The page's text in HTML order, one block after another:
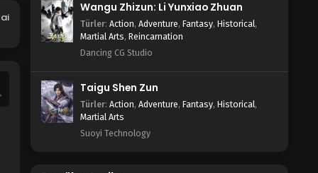
Da Zhu Zai Nian Fan 35.Bölüm
Blm 35 - Şubat 9, 2024
Blm 34 - Şubat 2, 2024
Da Zhu Zai Nian Fan 33.Bölüm
Blm 33 - Ocak 27, 2024
Wangu Zhizun: Li Yunxiao Zhuan
Türler: Action, Adventure, Fantasy, Historical,
Martial Arts, Reincarnation
Dancing CG Studio
Taigu Shen Zun
Türler: Action, Adventure, Fantasy, Historical,
Martial Arts
Suoyi Technology